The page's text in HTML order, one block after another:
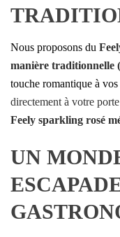
Nous proposons du
manière traditionnelle
touche romantique à
directement à votre
Feely sparkling rosé
UN